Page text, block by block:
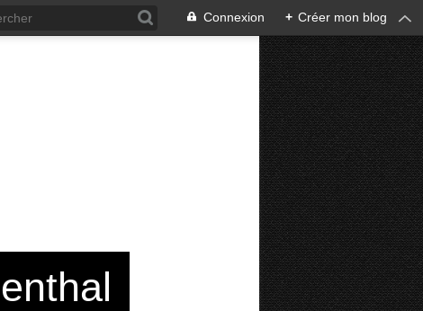
Connexion + Créer mon blog